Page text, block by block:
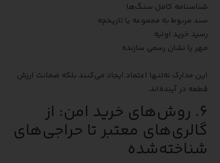
شناسنامه کامل سنگ‌ها
سند مربوط به مجموعه یا تاریخچه
رسید خرید اولیه
مهر یا نشان رسمی سازنده
این مدارک نه‌تنها اعتماد ایجاد می‌کنند بلکه ضمانت ارزش
قطعه در آینده‌اند.
۶. روش‌های خرید امن: از
گالری‌های معتبر تا حراجی‌های
شناخته‌شده